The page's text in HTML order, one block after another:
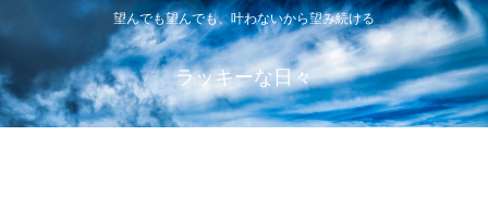
望んでも望んでも、叶わないから望み続ける
ラッキーな日々